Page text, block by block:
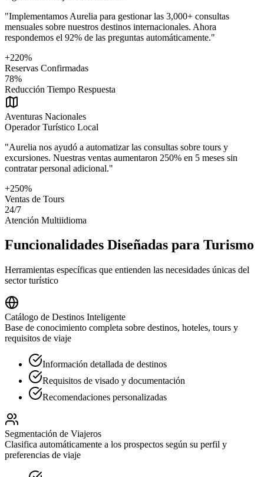
"Implementamos Aurelia para gestionar las 3,000+ consultas
mensuales sobre nuestros destinos internacionales. Ahora
respondemos el 92% de las preguntas automáticamente."
+220%
Reservas Confirmadas
78%
Reducción Tiempo Respuesta
Aventuras Nacionales
Operador Turístico Local
"Aurelia nos ayudó a automatizar las consultas sobre tours y
excursiones. Nuestras ventas aumentaron 250% en 5 meses sin
contratar personal adicional."
+250%
Ventas de Tours
24/7
Atención Multiidioma
Funcionalidades Diseñadas para Turismo
Herramientas específicas que entienden las necesidades únicas del
sector turístico
Catálogo de Destinos Inteligente
Base de conocimiento completa sobre destinos, hoteles, tours y
requisitos de viaje
Información detallada de destinos
Requisitos de visado y documentación
Recomendaciones personalizadas
Segmentación de Viajeros
Clasifica automáticamente a los prospectos según su perfil y
preferencias de viaje